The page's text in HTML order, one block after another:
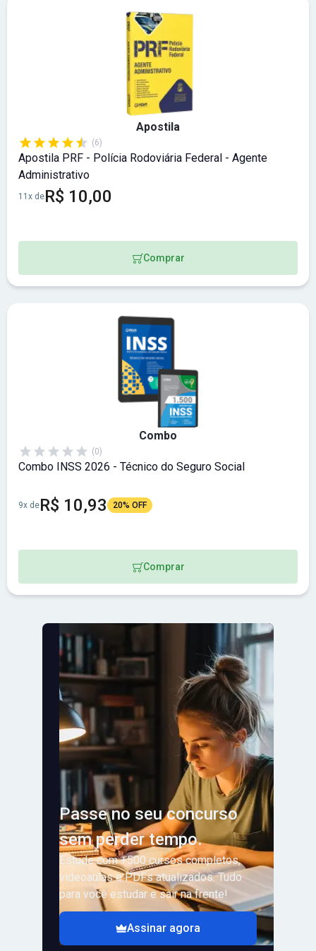
Apostila
(6)
Apostila PRF - Polícia Rodoviária Federal - Agente
Administrativo
11x deR$ 10,00
Comprar
Combo
(0)
Combo INSS 2026 - Técnico do Seguro Social
9x deR$ 10,93 20% OFF
Comprar
Passe no seu concurso
sem perder tempo.
Estude com +500 cursos completos,
videoaulas e PDFs atualizados. Tudo
para você estudar e sair na frente!
Assinar agora